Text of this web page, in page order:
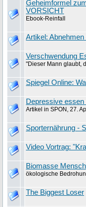
Geheimformel
VORSICHT
Ebook-Reinfall
Artikel: Abnehmen
Verschwendung
"Dieser Mann glaubt,
Spiegel Online:
Depressive
Artikel in SPON, 27.
Sporternährung -
Video Vortrag:
Biomasse Mensch
ökologische
The Biggest Loser